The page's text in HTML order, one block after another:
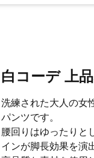
白コーデ 上
洗練された大人の女
パンツです。
腰回りはゆったりと
インが脚長効果を演